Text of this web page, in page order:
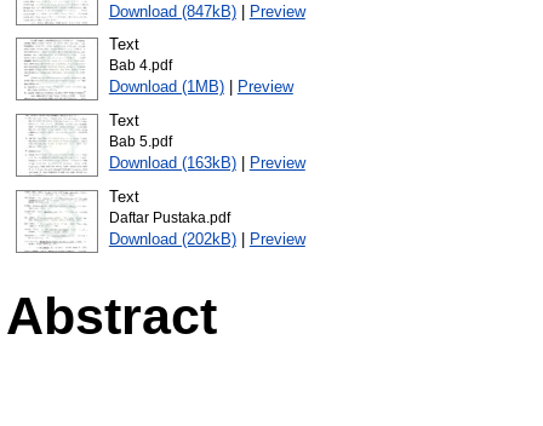
Download (847kB)| Preview
Text
Bab 4.pdf
Download (1MB)|
Preview
Text
Bab 5.pdf
Download (163kB)|
Preview
Text
Daftar Pustaka.pdf
Download (202kB)| Preview
Abstract